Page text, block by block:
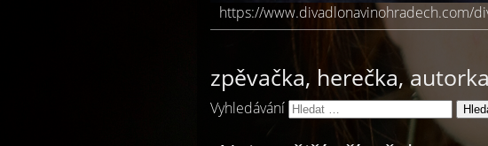
https://www.divadlonavinohradech.com/
zpěvačka, herečka,
Vyhledávání